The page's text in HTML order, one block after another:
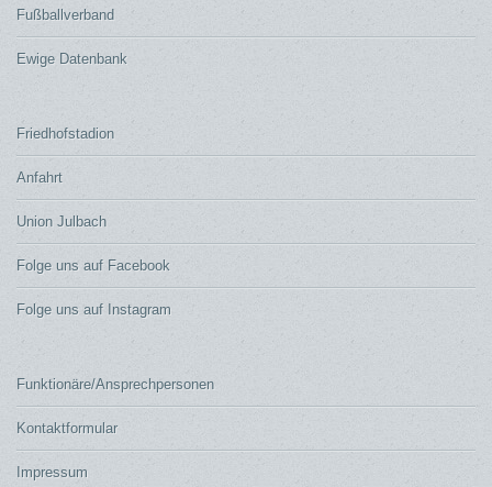
Fußballverband
Ewige Datenbank
Friedhofstadion
Anfahrt
Union Julbach
Folge uns auf Facebook
Folge uns auf Instagram
Funktionäre/Ansprechpersonen
Kontaktformular
Impressum